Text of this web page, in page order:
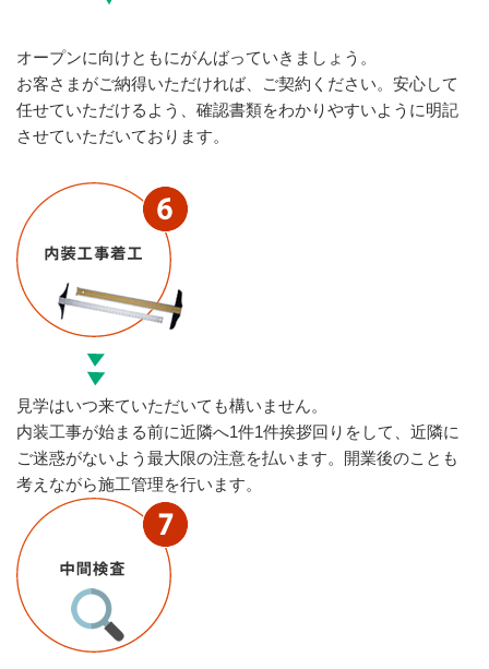
オープンに向けともにがんばっていきましょう。
お客さまがご納得いただければ、ご契約ください。安心して
任せていただけるよう、確認書類をわかりやすいように明記
させていただいております。
見学はいつ来ていただいても構いません。
内装工事が始まる前に近隣へ1件1件挨拶回りをして、近隣に
ご迷惑がないよう最大限の注意を払います。開業後のことも
考えながら施工管理を行います。